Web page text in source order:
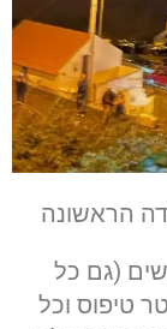
הראשונה
(גם כל
יש בשלב הזה 3,000 מטר טיפוס וכל